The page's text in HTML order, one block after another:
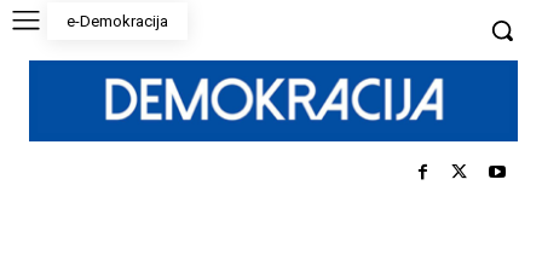
e-Demokracija